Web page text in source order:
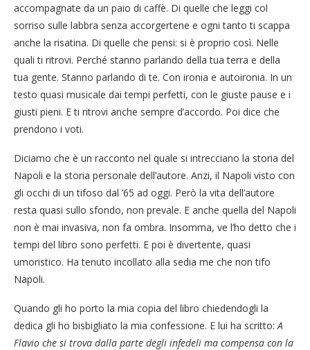
accompagnate da un paio di caffè. Di quelle che leggi col
sorriso sulle labbra senza accorgertene e ogni tanto ti scappa
anche la risatina. Di quelle che pensi: si è proprio così. Nelle
quali ti ritrovi. Perché stanno parlando della tua terra e della
tua gente. Stanno parlando di te. Con ironia e autoironia. In un
testo quasi musicale dai tempi perfetti, con le giuste pause e i
giusti pieni. E ti ritrovi anche sempre d’accordo. Poi dice che
prendono i voti.
Diciamo che è un racconto nel quale si intrecciano la storia del
Napoli e la storia personale dell’autore. Anzi, il Napoli visto con
gli occhi di un tifoso dal ’65 ad oggi. Però la vita dell’autore
resta quasi sullo sfondo, non prevale. E anche quella del Napoli
non è mai invasiva, non fa ombra. Insomma, ve l’ho detto che i
tempi del libro sono perfetti. E poi è divertente, quasi
umoristico. Ha tenuto incollato alla sedia me che non tifo
Napoli.
Quando gli ho porto la mia copia del libro chiedendogli la
dedica gli ho bisbigliato la mia confessione. E lui ha scritto: A
Flavio che si trova dalla parte degli infedeli ma compensa con la